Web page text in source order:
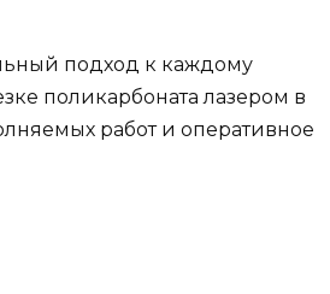
подход к каждому
поликарбоната лазером в
работ и оперативное